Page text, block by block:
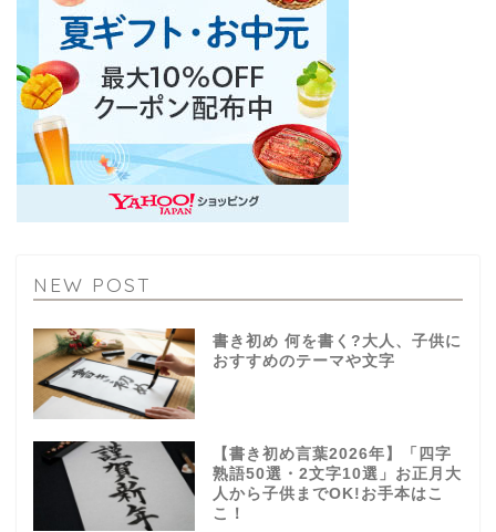
NEW POST
書き初め 何を書く?大人、子供に
おすすめのテーマや文字
【書き初め言葉2026年】「四字
熟語50選・2文字10選」お正月大
人から子供までOK!お手本はこ
こ！